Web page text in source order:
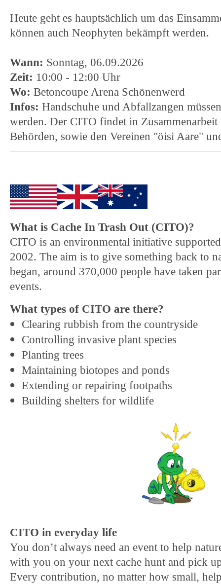
Heute geht es hauptsächlich um das
können auch Neophyten bekämpft werden.
Wann: Sonntag, 06.09.2026
Zeit: 10:00 - 12:00 Uhr
Wo: Betoncoupe Arena Schönenwerd
Infos: Handschuhe und Abfallzangen
werden. Der CITO findet in Zusammenarbeit
Behörden, sowie den Vereinen "öisi Aare"
What is Cache In Trash Out (CITO)?
CITO is an environmental initiative
2002. The aim is to give something back to
began, around 370,000 people have taken
events.
What types of CITO are there?
Clearing rubbish from the countryside
Controlling invasive plant species
Planting trees
Maintaining biotopes and ponds
Extending or repairing footpaths
Building shelters for wildlife
CITO in everyday life
You don’t always need an event to help
with you on your next cache hunt and pick
Every contribution, no matter how small,